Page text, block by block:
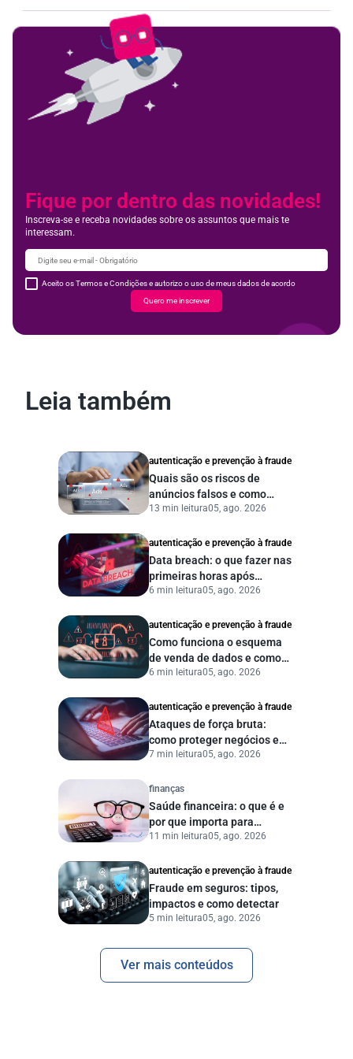
Fique por dentro das novidades!
Inscreva-se e receba novidades sobre os assuntos que mais te
interessam.
Aceito os Termos e Condições e autorizo o uso de meus dados de acordo
Quero me inscrever
Leia também
autenticação e prevenção à fraude
Quais são os riscos de
anúncios falsos e como
proteger seu negócio?
13 min leitura05, ago. 2026
autenticação e prevenção à fraude
Data breach: o que fazer nas
primeiras horas após
vazamento de dados?
6 min leitura05, ago. 2026
autenticação e prevenção à fraude
Como funciona o esquema
de venda de dados e como
proteger sua empresa?
6 min leitura05, ago. 2026
autenticação e prevenção à fraude
Ataques de força bruta:
como proteger negócios e
dados digitais
7 min leitura05, ago. 2026
finanças
Saúde financeira: o que é e
por que importa para
pessoas e empresas?
11 min leitura05, ago. 2026
autenticação e prevenção à fraude
Fraude em seguros: tipos,
impactos e como detectar
5 min leitura05, ago. 2026
Ver mais conteúdos